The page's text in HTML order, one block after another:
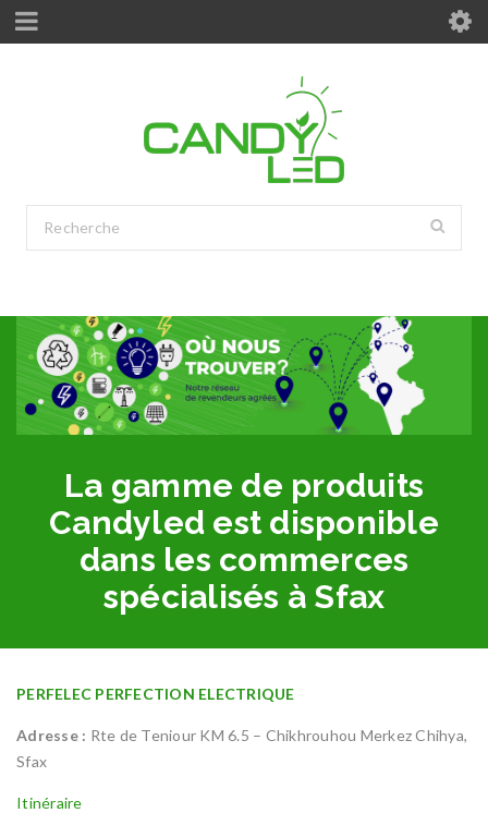
La gamme de produits
Candyled est disponible
dans les commerces
spécialisés à Sfax
PERFELEC PERFECTION ELECTRIQUE
Adresse : Rte de Teniour KM 6.5 – Chikhrouhou Merkez Chihya,
Sfax
Itinéraire